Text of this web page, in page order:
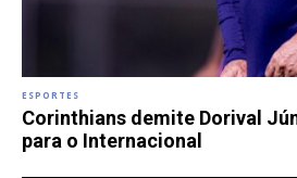
ESPORTES
Corinthians demite Dorival
para o Internacional